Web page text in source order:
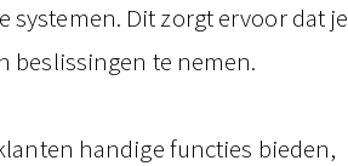
Dit zorgt ervoor dat je
beslissingen te nemen.
handige functies bieden,